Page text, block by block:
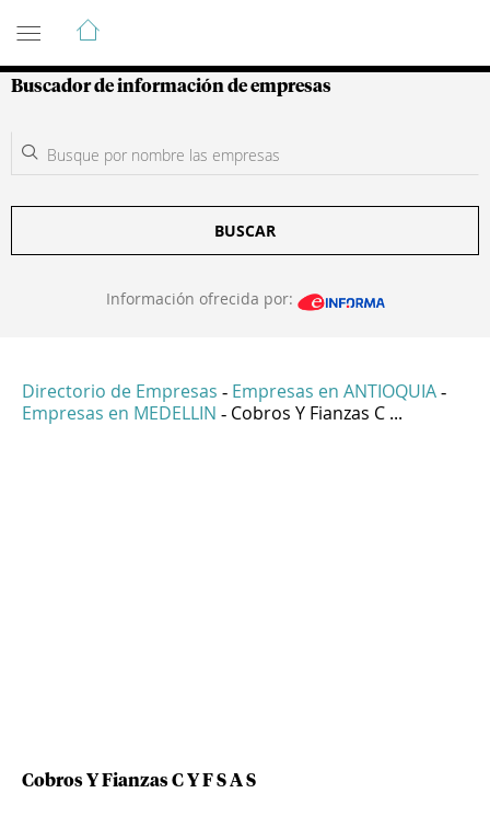
Guía de Empresas Colombianas
Buscador de información de empresas
BUSCAR
Información ofrecida por:
Directorio de Empresas - Empresas en ANTIOQUIA -
Empresas en MEDELLIN - Cobros Y Fianzas C ...
Cobros Y Fianzas C Y F S A S